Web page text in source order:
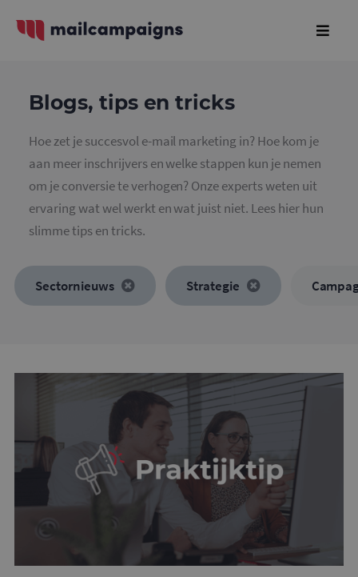
Blogs, tips en tricks
Hoe zet je succesvol e-mail marketing in? Hoe kom je
aan meer inschrijvers en welke stappen kun je nemen
om je conversie te verhogen? Onze experts weten uit
ervaring wat wel werkt en wat juist niet. Lees hier hun
slimme tips en tricks.
Sectornieuws Strategie